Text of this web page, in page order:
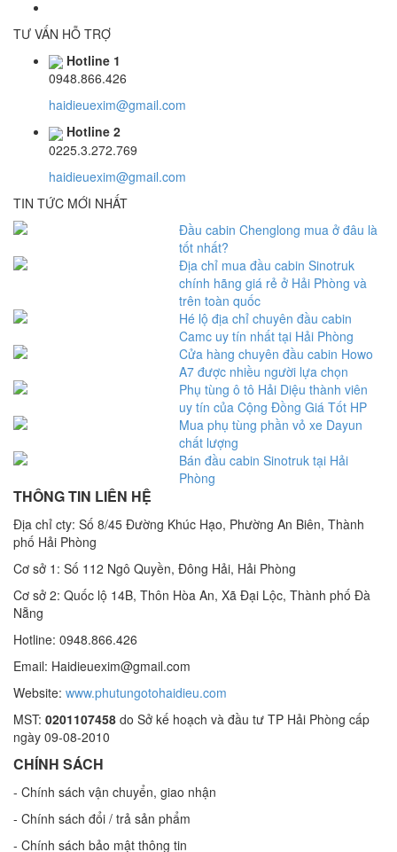
TƯ VẤN HỖ TRỢ
Hotline 1
0948.866.426
haidieuexim@gmail.com
Hotline 2
0225.3.272.769
haidieuexim@gmail.com
TIN TỨC MỚI NHẤT
Đầu cabin Chenglong mua ở đâu là
tốt nhất?
Địa chỉ mua đầu cabin Sinotruk
chính hãng giá rẻ ở Hải Phòng và
trên toàn quốc
Hé lộ địa chỉ chuyên đầu cabin
Camc uy tín nhất tại Hải Phòng
Cửa hàng chuyên đầu cabin Howo
A7 được nhiều người lựa chọn
Phụ tùng ô tô Hải Diệu thành viên
uy tín của Cộng Đồng Giá Tốt HP
Mua phụ tùng phần vỏ xe Dayun
chất lượng
Bán đầu cabin Sinotruk tại Hải
Phòng
THÔNG TIN LIÊN HỆ
Địa chỉ cty: Số 8/45 Đường Khúc Hạo, Phường An Biên, Thành
phố Hải Phòng
Cơ sở 1: Số 112 Ngô Quyền, Đông Hải, Hải Phòng
Cơ sở 2: Quốc lộ 14B, Thôn Hòa An, Xã Đại Lộc, Thành phố Đà
Nẵng
Hotline: 0948.866.426
Email: Haidieuexim@gmail.com
Website: www.phutungotohaidieu.com
MST: 0201107458 do Sở kế hoạch và đầu tư TP Hải Phòng cấp
ngày 09-08-2010
CHÍNH SÁCH
- Chính sách vận chuyển, giao nhận
- Chính sách đổi / trả sản phẩm
- Chính sách bảo mật thông tin